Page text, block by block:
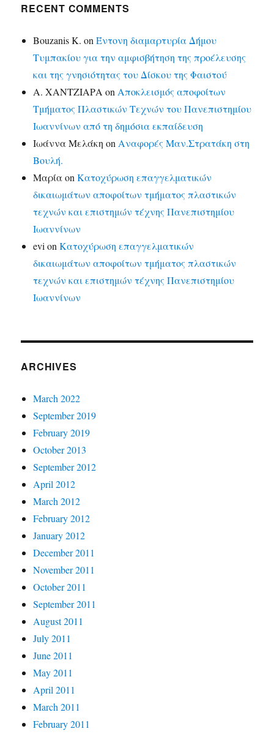
RECENT COMMENTS
Bouzanis K. onΈντονη διαμαρτυρία Δήμου
Τυμπακίου για την αμφισβήτηση της προέλευσης
και της γνησιότητας του Δίσκου της Φαιστού
Α. ΧΑΝΤΖΙΑΡΑ on Αποκλεισμός αποφοίτων
Τμήματος Πλαστικών Τεχνών του Πανεπιστημίου
Ιωαννίνων από τη δημόσια εκπαίδευση
Ιωάννα Μελάκη on Αναφορές Μαν.Στρατάκη στη
Βουλή.
ΜαρίαonΚατοχύρωση επαγγελματικών
δικαιωμάτων αποφοίτων τμήματος πλαστικών
τεχνών και επιστημών τέχνης Πανεπιστημίου
Ιωαννίνων
evi onΚατοχύρωση επαγγελματικών
δικαιωμάτων αποφοίτων τμήματος πλαστικών
τεχνών και επιστημών τέχνης Πανεπιστημίου
Ιωαννίνων
ARCHIVES
March 2022
September 2019
February 2019
October 2013
September 2012
April 2012
March 2012
February 2012
January 2012
December 2011
November 2011
October 2011
September 2011
August 2011
July 2011
June 2011
May 2011
April 2011
March 2011
February 2011